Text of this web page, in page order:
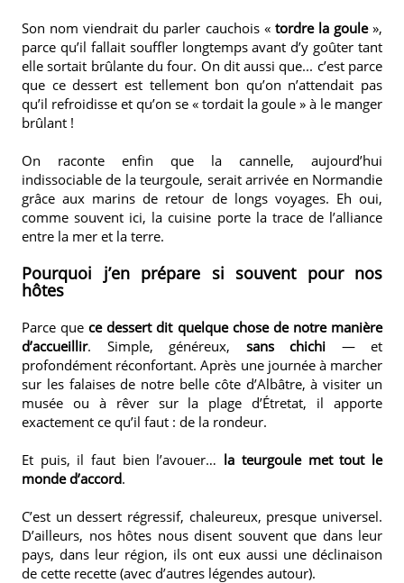
Son nom viendrait du parler cauchois «tordre la goule»,
parce qu’il fallait souffler longtemps avant d’y goûter tant
elle sortait brûlante du four. On dit aussi que... c’est parce
que ce dessert est tellement bon qu’on n’attendait pas
qu’il refroidisse et qu’on se « tordait la goule » à le manger
brûlant !
On raconte enfin que la cannelle, aujourd’hui
indissociable de la teurgoule, serait arrivée en Normandie
grâce aux marins de retour de longs voyages. Eh oui,
comme souvent ici, la cuisine porte la trace de l’alliance
entre la mer et la terre.
Pourquoi j’en prépare si souvent pour nos
hôtes
Parce quece dessert dit quelque chose de notre manière
d’accueillir. Simple, généreux, sans chichi — et
profondément réconfortant. Après une journée à marcher
sur les falaises de notre belle côte d’Albâtre, à visiter un
musée ou à rêver sur la plage d’Étretat, il apporte
exactement ce qu’il faut : de la rondeur.
Et puis, il faut bien l’avouer… la teurgoule met tout le
monde d’accord.
C’est un dessert régressif, chaleureux, presque universel.
D’ailleurs, nos hôtes nous disent souvent que dans leur
pays, dans leur région, ils ont eux aussi une déclinaison
de cette recette (avec d’autres légendes autour).